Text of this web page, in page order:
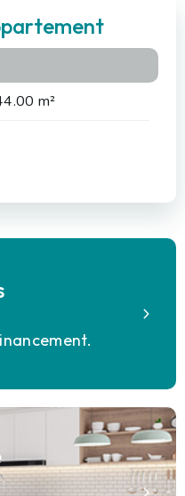
m²